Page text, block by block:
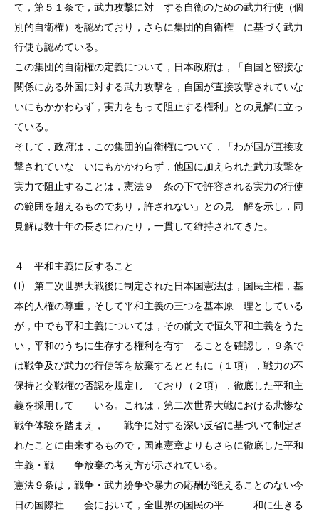
て，第５１条で，武力攻撃に対 する自衛のための武力行使（個
別的自衛権）を認めており，さらに集団的自衛権 に基づく武力
行使も認めている。
この集団的自衛権の定義について，日本政府は，「自国と密接な
関係にある外国に対する武力攻撃を，自国が直接攻撃されていな
いにもかかわらず，実力をもって阻止する権利」との見解に立っ
ている。
そして，政府は，この集団的自衛権について，「わが国が直接攻
撃されていな いにもかかわらず，他国に加えられた武力攻撃を
実力で阻止することは，憲法９ 条の下で許容される実力の行使
の範囲を超えるものであり，許されない」との見 解を示し，同
見解は数十年の長きにわたり，一貫して維持されてきた。
４ 平和主義に反すること
⑴ 第二次世界大戦後に制定された日本国憲法は，国民主権，基
本的人権の尊重，そして平和主義の三つを基本原 理としている
が，中でも平和主義については，その前文で恒久平和主義をうた
い，平和のうちに生存する権利を有す ることを確認し，９条で
は戦争及び武力の行使等を放棄するとともに（１項），戦力の不
保持と交戦権の否認を規定し ており（２項），徹底した平和主
義を採用して いる。これは，第二次世界大戦における悲惨な
戦争体験を踏まえ， 戦争に対する深い反省に基づいて制定さ
れたことに由来するもので，国連憲章よりもさらに徹底した平和
主義・戦 争放棄の考え方が示されている。
憲法９条は，戦争・武力紛争や暴力の応酬が絶えることのない今
日の国際社 会において，全世界の国民の平 和に生きる